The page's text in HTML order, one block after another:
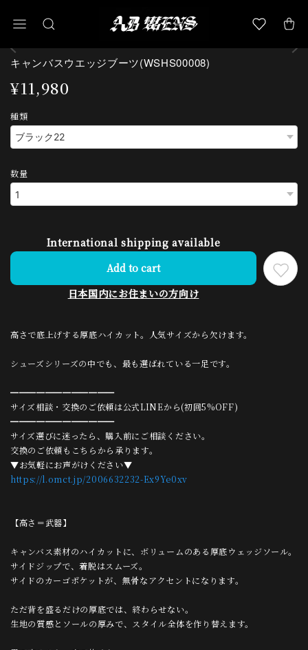
キャンバスウエッジブーツ(WSHS00008)
¥11,980
種類
数量
International shipping available
Add to cart
日本国内にお住まいの方向け
高さで底上げする厚底ハイカット。人気サイズから欠けます。
シューズシリーズの中でも、最も選ばれている一足です。
━━━━━━━━━━━━
サイズ相談・交換のご依頼は公式LINEから(初回5%OFF)
━━━━━━━━━━━━
サイズ選びに迷ったら、購入前にご相談ください。
交換のご依頼もこちらから承ります。
▼お気軽にお声がけください▼
https://l.omct.jp/2006632232-Ex9Ye0xv
【高さ＝武器】
キャンバス素材のハイカットに、ボリュームのある厚底ウェッジソール。
サイドジップで、着脱はスムーズ。
サイドのカーゴポケットが、無骨なアクセントになります。
ただ背を盛るだけの厚底では、終わらせない。
生地の質感とソールの厚みで、スタイル全体を作り替えます。